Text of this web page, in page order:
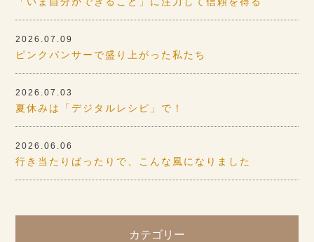
2026.07.09
ピンクパンサーで盛り上がった私たち
2026.07.03
夏休みは「デジタルレシピ」で！
2026.06.06
行き当たりばったりで、こんな風になりました
カテゴリー